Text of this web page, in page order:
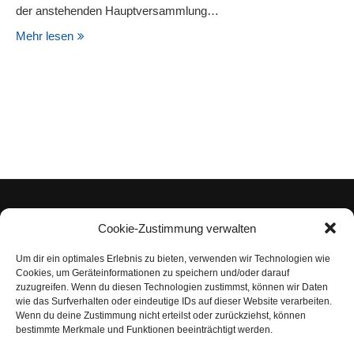
Cookie-Zustimmung verwalten
Um dir ein optimales Erlebnis zu bieten, verwenden wir Technologien wie
Cookies, um Geräteinformationen zu speichern und/oder darauf
zuzugreifen. Wenn du diesen Technologien zustimmst, können wir Daten
wie das Surfverhalten oder eindeutige IDs auf dieser Website verarbeiten.
Wenn du deine Zustimmung nicht erteilst oder zurückziehst, können
bestimmte Merkmale und Funktionen beeinträchtigt werden.
der anstehenden Hauptversammlung…
Mehr lesen
Impressum
Datenschutzerklärung
Nutzungsbedingungen | Haftungsausschluss